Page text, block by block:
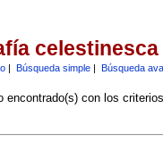
celestinesca
| Búsqueda simple| Búsqueda
encontrado(s) con los